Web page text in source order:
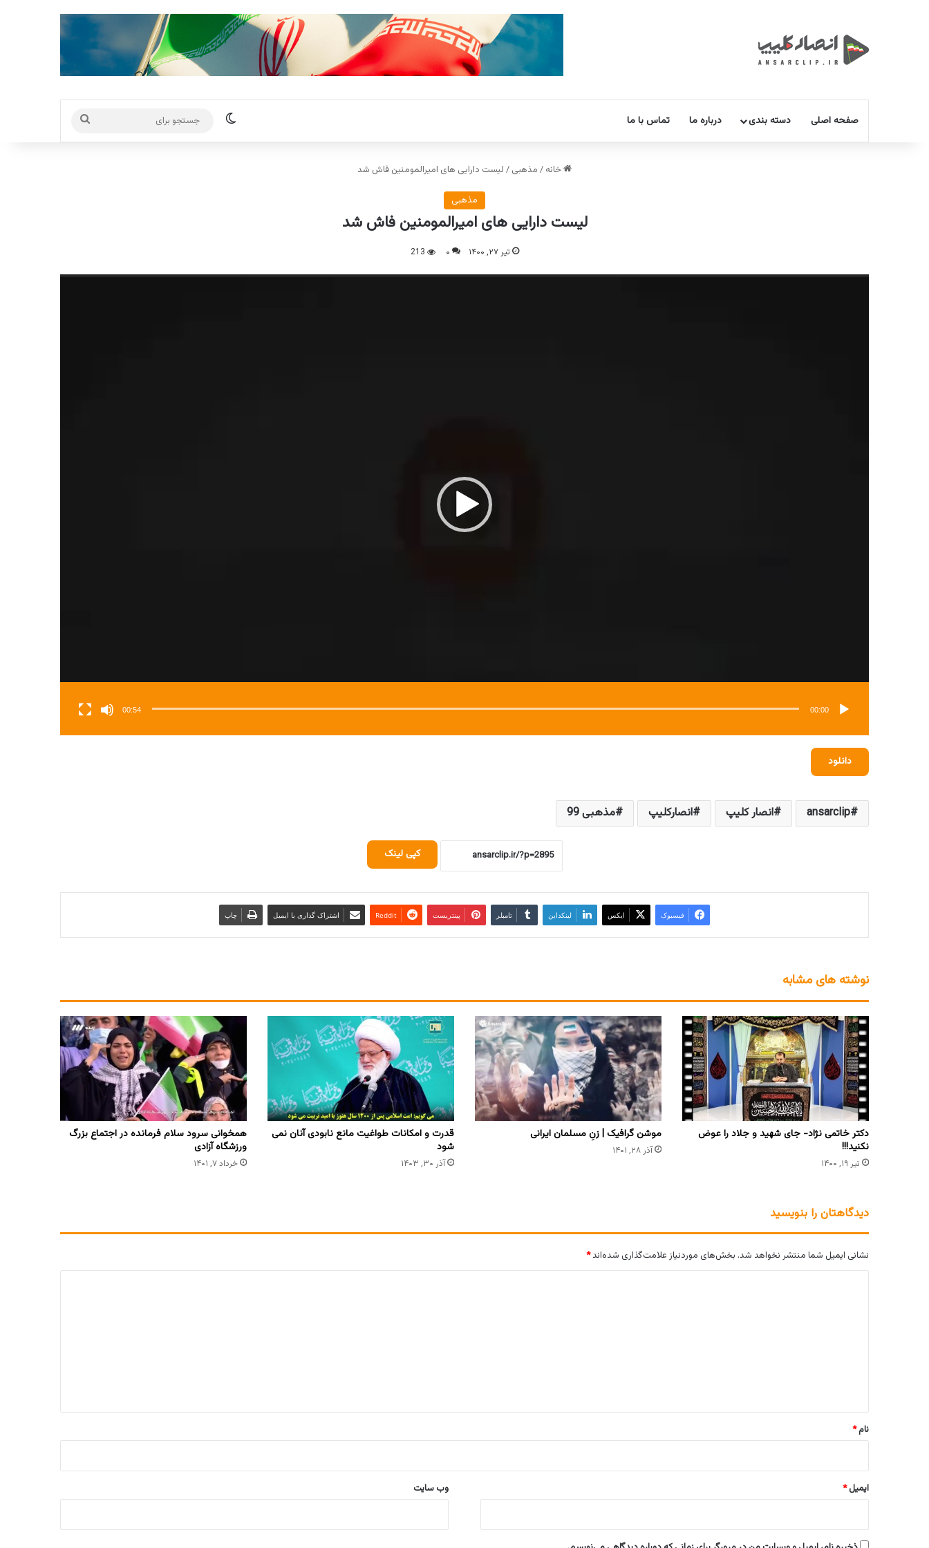
صفحه اصلی دسته بندی درباره ما تماس با ما تغییر پوسته
برای
خانه / مذهبی / لیست دارایی های امیرالمومنین فاش شد
مذهبی
لیست دارایی های امیرالمومنین فاش شد
تیر ۲۷, ۱۴۰۰ ۰ 213
نمایشگر
00:00
00:54
دانلود
ansarclip انصار کلیپ انصارکلیپ مذهبی 99
کپی لینک
فیسبوک ایکس لینکداین تامبلر پینتریست Reddit اشتراک گذاری با ایمیل چاپ
نوشته های مشابه
دکتر خاتمی نژاد- جای شهید و جلاد را عوض
نکنید!!!
تیر ۱۹, ۱۴۰۰
موشن گرافیک | زنِ مسلمان ایرانی
آذر ۲۸, ۱۴۰۱
قدرت و امکانات طواغیت مانع نابودی آنان نمی
شود
آذر ۳۰, ۱۴۰۳
همخوانی سرود سلام فرمانده در اجتماع بزرگ
ورزشگاه آزادی
خرداد ۷, ۱۴۰۱
دیدگاهتان را بنویسید
نشانی ایمیل شما منتشر نخواهد شد. بخش‌های موردنیاز علامت‌گذاری شده‌اند*
نام*
ایمیل* وب‌ سایت